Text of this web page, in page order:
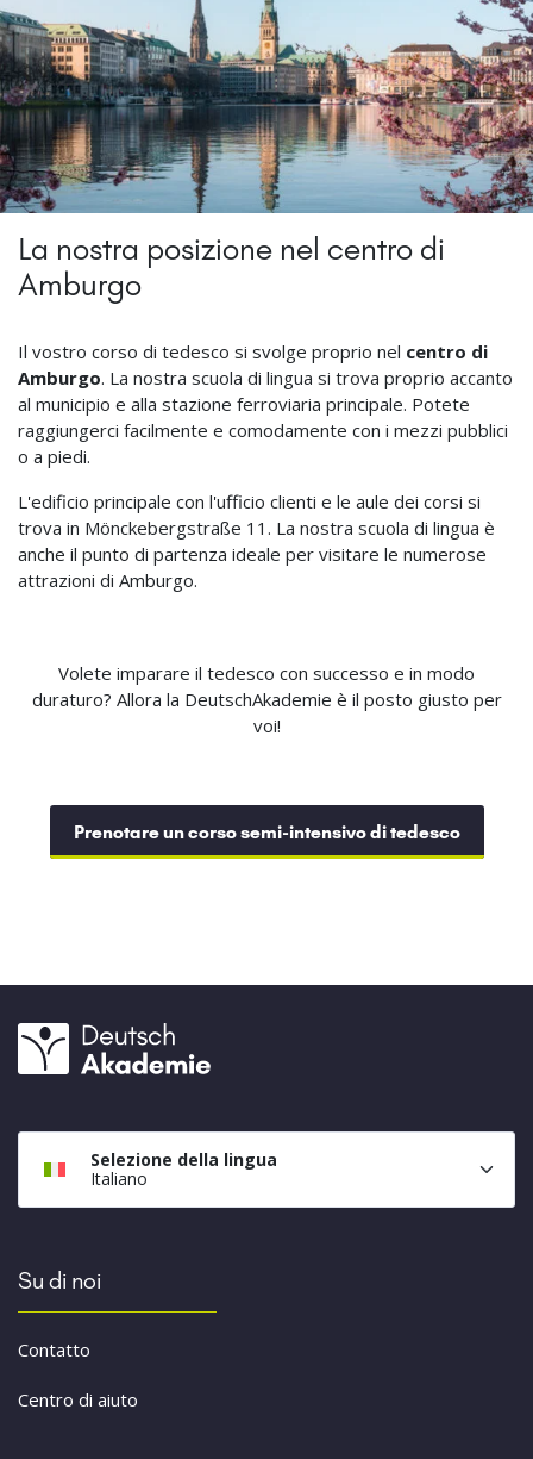
La nostra posizione nel centro di
Amburgo
Il vostro corso di tedesco si svolge proprio nel centro di
Amburgo. La nostra scuola di lingua si trova proprio accanto
al municipio e alla stazione ferroviaria principale. Potete
raggiungerci facilmente e comodamente con i mezzi pubblici
o a piedi.
L'edificio principale con l'ufficio clienti e le aule dei corsi si
trova in Mönckebergstraße 11. La nostra scuola di lingua è
anche il punto di partenza ideale per visitare le numerose
attrazioni di Amburgo.
Volete imparare il tedesco con successo e in modo
duraturo? Allora la DeutschAkademie è il posto giusto per
voi!
Prenotare un corso semi-intensivo di tedesco
Selezione della lingua
Italiano
Su di noi
Contatto
Centro di aiuto